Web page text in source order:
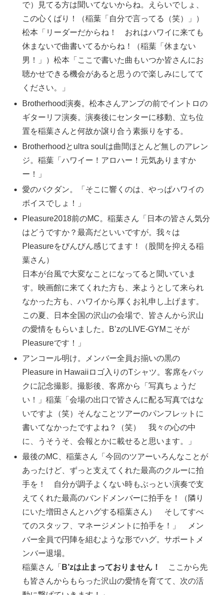
で）見てる方は聞いてないからね。えらいでしょ、
この心くばり！（稲葉「自分で言ってる（笑）」）
松本「リーダーだからね！ おれはハワイに来ても
休まないで曲書いてるからね！（稲葉「休まない
男！」）松本「ここで書いた曲もいつか皆さんにお
聴かせできる機会があると思うので楽しみにしてて
ください。」
Brotherhood演奏。松本さんアンプの前でイントロの
ギターリフ演奏。演奏後にセンターに移動、立ち位
置を稲葉さんと何故か譲り合う素振りをする。
Brotherhoodとultra soulは曲間ほとんど無しのアレン
ジ。稲葉「ハワイー！アロハー！元気ありますか
ー！」
愛のバクダン。「そこに響くのは、やっぱハワイの
ボイスでしょ！」
Pleasure2018前のMC。稲葉さん「日本の皆さん気分
はどうですか？最高だといいですが。我々は
Pleasureをびんびん感じてます！（股間を抑える稲
葉さん）
日本が台風で大変なことになってると聞いていま
す。映画館に来てくれた方も、来ようとして来られ
なかった方も、ハワイから厚くお礼申し上げます。
この夏、日本全国の沢山の会場で、皆さんから沢山
の愛情をもらいました。B’zのLIVE-GYMこそが
Pleasureです！」
アンコール明け。メンバー全員お揃いの黒の
Pleasure in Hawaiiロゴ入りのTシャツ。客席をバッ
クに記念撮影。撮影後、客席から「写真ちょうだ
い！」稲葉「会場の出口で皆さんに配る写真ではな
いですよ（笑）そんなことツアーのパンフレットに
書いてなかったですよね？（笑） 我々の心の中
に、うそうそ、会報とかに載せると思います。」
最後のMC、稲葉さん「今回のツアーいろんなことが
あったけど、ずっと支えてくれた最高のクルーに拍
手を！ 自分が調子よくない時もぶっとい演奏で支
えてくれた最高のバンドメンバーに拍手を！（隣り
にいた増田さんとハグする稲葉さん） そしてすべ
てのスタッフ、マネージメントに拍手を！」 メン
バー全員で円陣を組むような形でハグ。サポートメ
ンバー退場。
稲葉さん「 B’zは止まっておりません！
ここから先
も皆さんからもらった沢山の愛情を育てて、次の活